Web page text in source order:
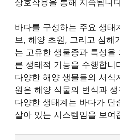
상호작용을 통해 지속됩니
바다를 구성하는 주요 생태
브, 해양 초원, 그리고 심해
는 고유한 생물종과 특성을
른 생태적 기능을 수행합니
다양한 해양 생물들의 서식
원은 해양 식물의 번식과
다양한 생태계는 바다가 단
살아 있는 시스템임을 보여